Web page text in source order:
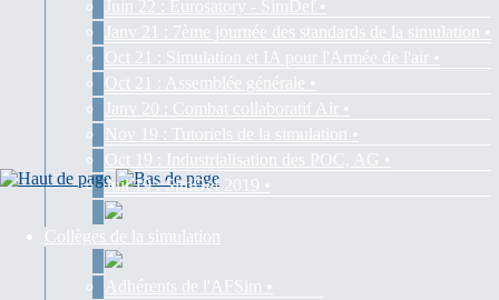
Juin 22 : Eurosatory - SimDef •
Janv 21 : 7ème journée des standards de la simulation •
Oct 21 : Simulation et IA pour l'Armée de l'air •
Oct 21 : Assemblée générale •
Janv 20 : Combat collaboratif Air •
Nov 19 : Tutoriels de la simulation •
Oct 19 : Industrialisation des POC, AG •
Juil 19 : SimDef 2019 •
Collèges de la simulation
Adhérents de l'AFSim •